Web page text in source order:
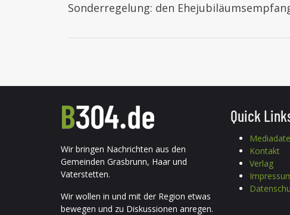
Sonderregelung: den
Wir bringen Nachrichten aus den
Gemeinden Grasbrunn, Haar und
Vaterstetten.
Wir wollen in und mit der Region etwas
bewegen und zu Diskussionen anregen.
Quick
Kontakt
Verlag